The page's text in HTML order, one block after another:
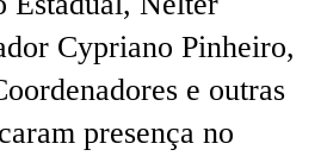
Cypriano Pinheiro,
e outras
presença no